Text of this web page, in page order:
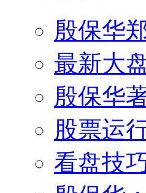
殷保华
最新大
殷保华
股票运
看盘技